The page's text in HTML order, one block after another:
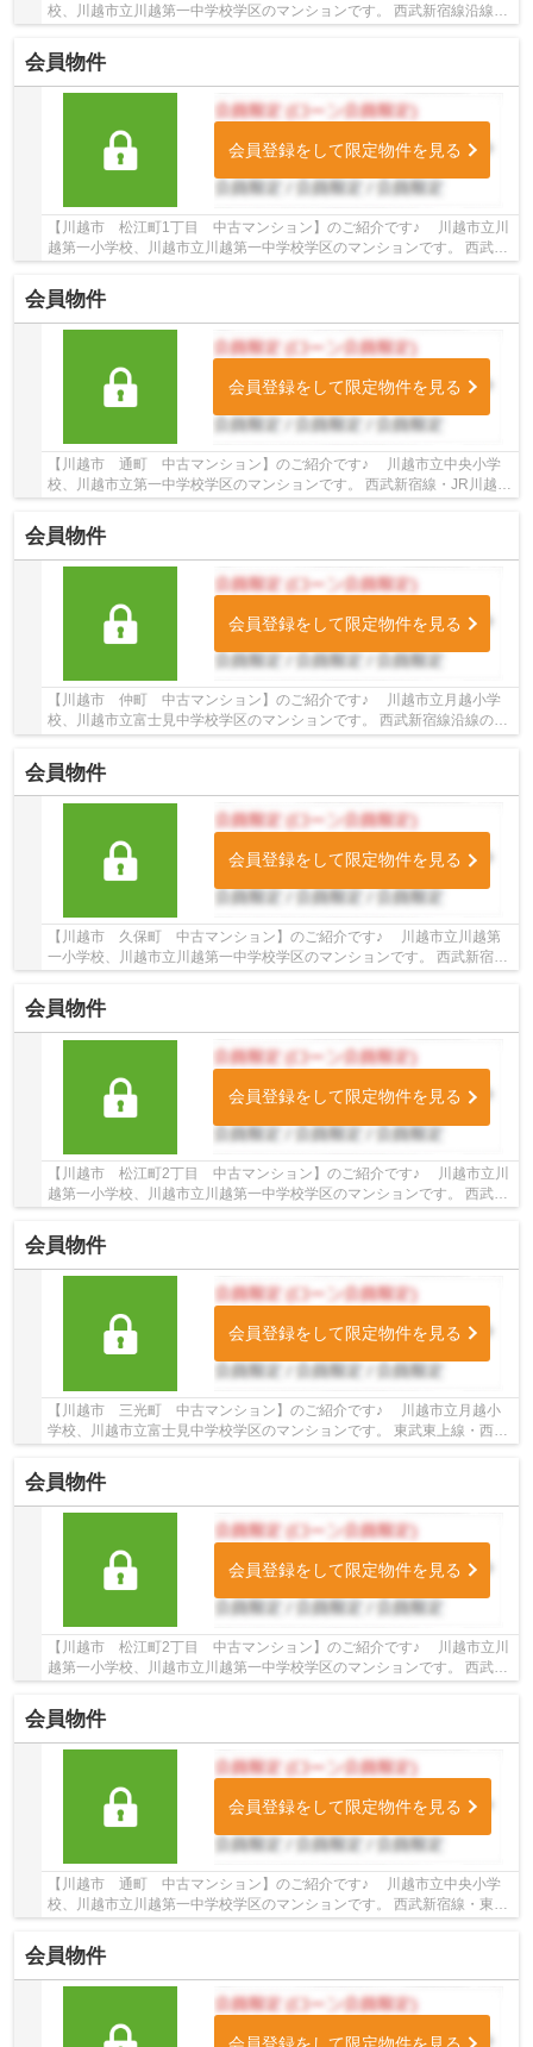
校、川越市立川越第一中学校学区のマンションです。 西武新宿線沿線の
マンション♪本川越駅徒歩4分のマンションです...
会員物件
会員登録をして限定物件を見る
【川越市 松江町1丁目 中古マンション】のご紹介です♪ 川越市立川
越第一小学校、川越市立川越第一中学校学区のマンションです。 西武新
宿線・東武東上線沿線のマンション♪本川越駅...
会員物件
会員登録をして限定物件を見る
【川越市 通町 中古マンション】のご紹介です♪ 川越市立中央小学
校、川越市立第一中学校学区のマンションです。 西武新宿線・JR川越
線・東武東上線沿線のマンション♪本川越駅徒歩4...
会員物件
会員登録をして限定物件を見る
【川越市 仲町 中古マンション】のご紹介です♪ 川越市立月越小学
校、川越市立富士見中学校学区のマンションです。 西武新宿線沿線のマ
ンション♪本川越駅徒歩8分のマンションです。...
会員物件
会員登録をして限定物件を見る
【川越市 久保町 中古マンション】のご紹介です♪ 川越市立川越第
一小学校、川越市立川越第一中学校学区のマンションです。 西武新宿
会員物件
会員登録をして限定物件を見る
【川越市 松江町2丁目 中古マンション】のご紹介です♪ 川越市立川
越第一小学校、川越市立川越第一中学校学区のマンションです。 西武新
会員物件
会員登録をして限定物件を見る
【川越市 三光町 中古マンション】のご紹介です♪ 川越市立月越小
学校、川越市立富士見中学校学区のマンションです。 東武東上線・西武
会員物件
会員登録をして限定物件を見る
【川越市 松江町2丁目 中古マンション】のご紹介です♪ 川越市立川
越第一小学校、川越市立川越第一中学校学区のマンションです。 西武新
宿線・東武東上線沿線のマンション♪本川越駅...
会員物件
会員登録をして限定物件を見る
【川越市 通町 中古マンション】のご紹介です♪ 川越市立中央小学
校、川越市立川越第一中学校学区のマンションです。 西武新宿線・東武
東上線・川越線沿線のマンション♪本川越駅徒...
会員物件
会員登録をして限定物件を見る